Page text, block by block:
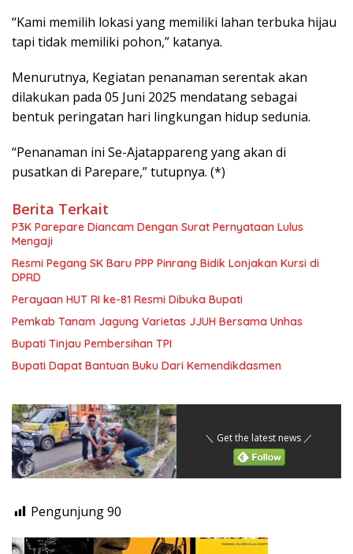
“Kami memilih lokasi yang memiliki lahan terbuka hijau
tapi tidak memiliki pohon,” katanya.
Menurutnya, Kegiatan penanaman serentak akan
dilakukan pada 05 Juni 2025 mendatang sebagai
bentuk peringatan hari lingkungan hidup sedunia.
“Penanaman ini Se-Ajatappareng yang akan di
pusatkan di Parepare,” tutupnya. (*)
Berita Terkait
P3K Parepare Diancam Dengan Surat Pernyataan Lulus
Mengaji
Resmi Pegang SK Baru PPP Pinrang Bidik Lonjakan Kursi di
DPRD
Perayaan HUT RI ke-81 Resmi Dibuka Bupati
Pemkab Tanam Jagung Varietas JJUH Bersama Unhas
Bupati Tinjau Pembersihan TPI
Bupati Dapat Bantuan Buku Dari Kemendikdasmen
＼ Get the latest news ／
Pengunjung90